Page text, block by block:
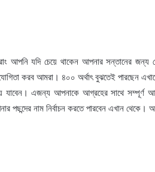
আপনি যদি চেয়ে থাকেন আপনার সন্তানের জন্য
করব আমরা। ৪০০ অর্থাৎ বুঝতেই পারছেন
যাবেন। এজন্য আপনাকে আগ্রহের সাথে সম্পূর্ণ
পছন্দের নাম নির্বাচন করতে পারবেন এখান